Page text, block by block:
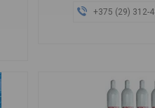
+375 (29) 312-